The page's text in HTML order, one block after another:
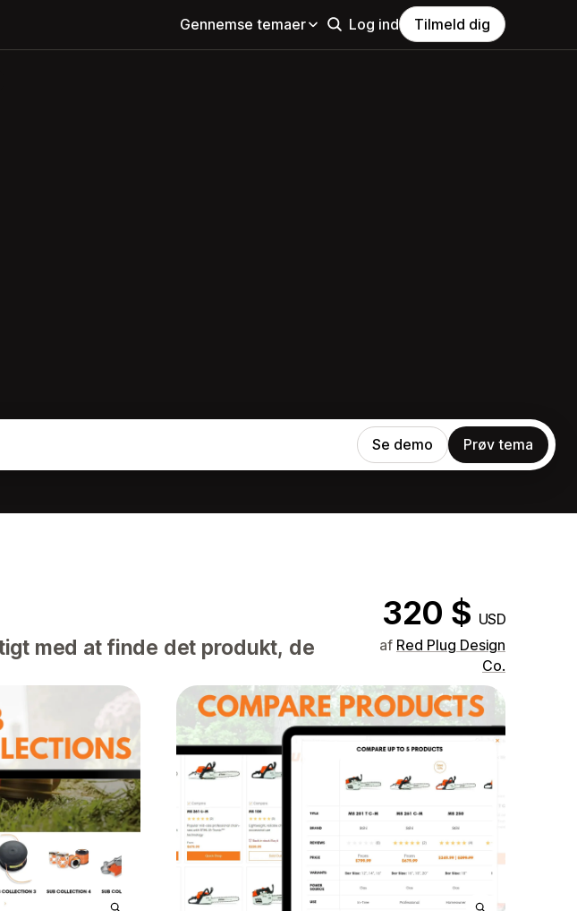
Gennemse temaer Log ind Tilmeld dig
Se demo Prøv tema
320 $ USD
med at finde det produkt, de
af Red Plug Design
Co.